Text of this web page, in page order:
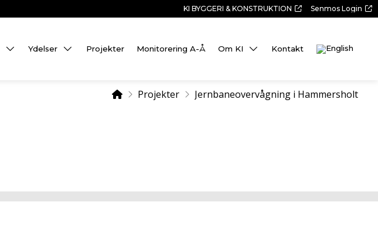
KI BYGGERI & KONSTRUKTION Senmos Login
Ydelser Projekter Monitorering A-Å Om KI Kontakt
HomeProjekter Jernbaneovervågning i Hammersholt